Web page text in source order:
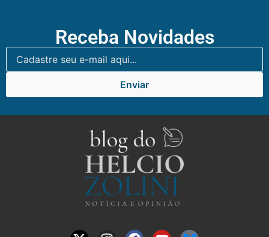
Receba Novidades
Enviar